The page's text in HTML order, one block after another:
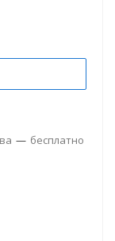
— бесплатно